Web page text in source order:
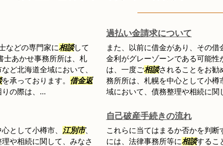
などの専門家に相談して
士あかせ事務所所は、札
ど北海道全域において、
を承っております。 借金返
の際は、...
過払い金請求について
また、以前に借金があり、その借
金利がグレーゾーンである可能
は、一度ご相談されることをお勧
務所所は、札幌を中心として小樽
域において、債務整理や相続に関
として小樽市、 江別市、
や相続に関して、みなさ
自己破産手続きの流れ
これらに当てはまるか否かを判
には、法律事務所等に相談するこ